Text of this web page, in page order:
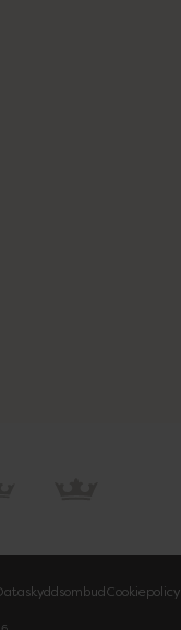
Cookiepolicy